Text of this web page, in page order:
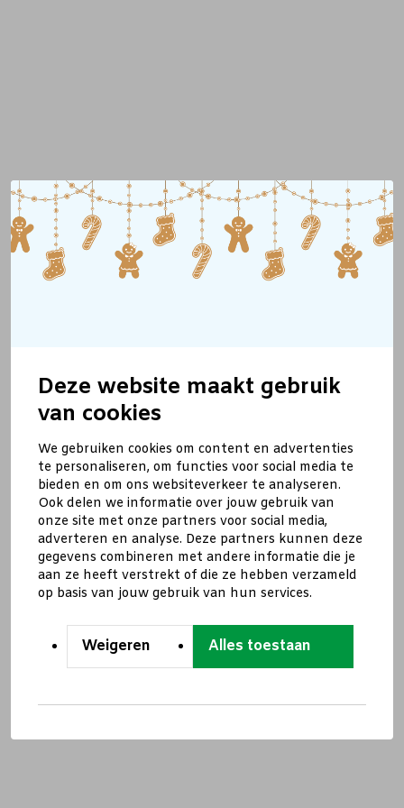
Deze website maakt gebruik
van cookies
We gebruiken cookies om content en advertenties
te personaliseren, om functies voor social media te
bieden en om ons websiteverkeer te analyseren.
Ook delen we informatie over jouw gebruik van
onze site met onze partners voor social media,
adverteren en analyse. Deze partners kunnen deze
gegevens combineren met andere informatie die je
aan ze heeft verstrekt of die ze hebben verzameld
op basis van jouw gebruik van hun services.
Weigeren Alles toestaan